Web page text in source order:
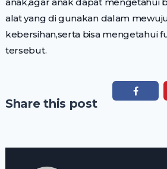
anak,agar anak dapat mengetahui
alat yang di gunakan dalam
kebersihan,serta bisa mengetahui
tersebut.
Share this post